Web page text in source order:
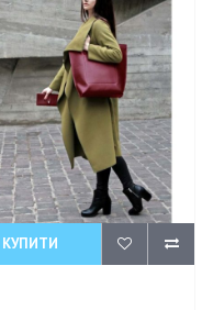
КУПИТИ